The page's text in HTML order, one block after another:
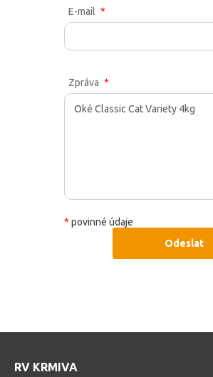
E-mail
Zpráva
* povinné údaje
Odeslat
RV KRMIVA